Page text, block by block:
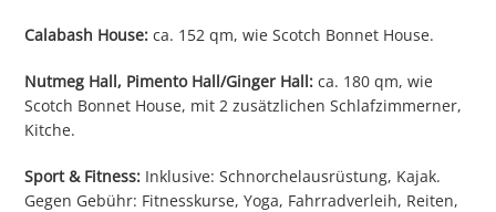
Calabash House: ca. 152 qm, wie Scotch Bonnet House.
Nutmeg Hall, Pimento Hall/Ginger Hall: ca. 180 qm, wie
Scotch Bonnet House, mit 2 zusätzlichen Schlafzimmerner,
Kitche.
Sport & Fitness: Inklusive: Schnorchelausrüstung, Kajak.
Gegen Gebühr: Fitnesskurse, Yoga, Fahrradverleih, Reiten,